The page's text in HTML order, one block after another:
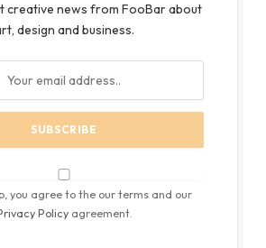
creative news from FooBar about
design and business.
you agree to the our terms and our
Policyagreement.